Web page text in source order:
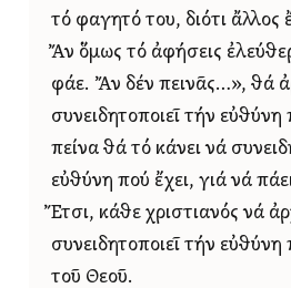
τό φαγητό του, διότι ἄλλος
Ἄν ὅμως τό ἀφήσεις
φάε. Ἄν δέν πεινᾶς…», θά
συνειδητοποιεῖ τήν εὐθύνη
πείνα θά τό κάνει νά
εὐθύνη πού ἔχει, γιά νά
Ἔτσι, κάθε χριστιανός νά
συνειδητοποιεῖ τήν εὐθύνη
τοῦ Θεοῦ.